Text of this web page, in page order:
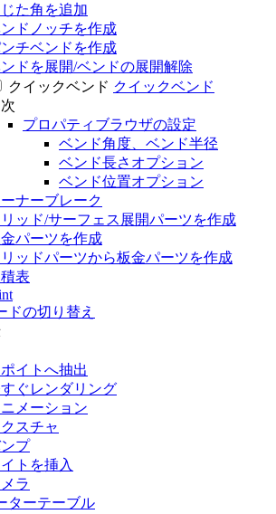
た角を追加
ドノッチを作成
チベンドを作成
ドを展開/ベンドの展開解除
クイックベンド クイックベンド
プロパティブラウザの設定
ベンド角度、ベンド半径
ベンド長さオプション
ベンド位置オプション
ナーブレーク
リッド/サーフェス展開パーツを作成
パーツを作成
リッドパーツから板金パーツを作成
表
ドの切り替え
イトへ抽出
ぐレンダリング
メーション
スチャ
プ
トを挿入
ラ
ターテーブル